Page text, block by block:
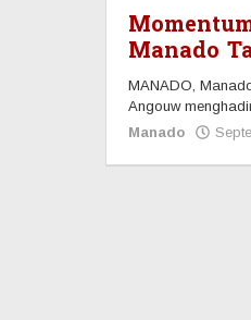
Manado
MANADO,
Angouw
Manado